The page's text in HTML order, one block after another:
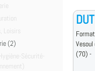
Loisirs
(2)
Sécurité-
Vesoul
(70) -